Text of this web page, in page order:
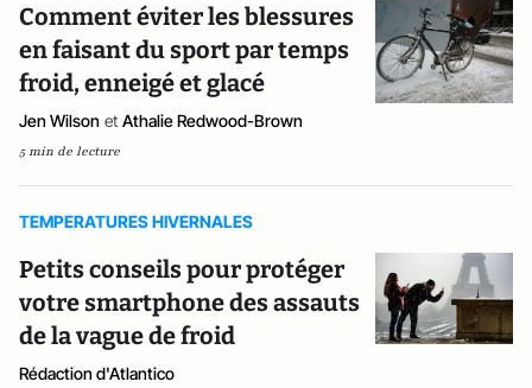
Comment éviter les blessures
en faisant du sport par temps
froid, enneigé et glacé
Jen Wilson et Athalie Redwood-Brown
5 min de lecture
TEMPERATURES HIVERNALES
Petits conseils pour protéger
votre smartphone des assauts
de la vague de froid
Rédaction d'Atlantico